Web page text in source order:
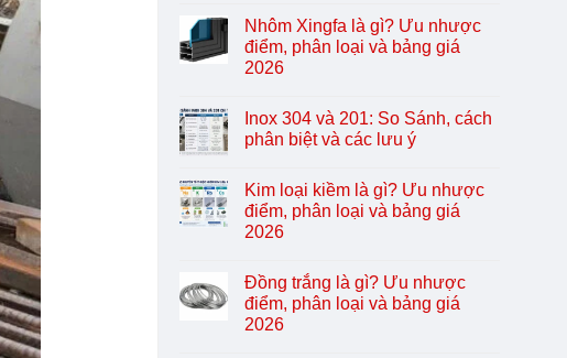
Nhôm Xingfa là gì? Ưu nhược
điểm, phân loại và bảng giá
2026
Inox 304 và 201: So Sánh, cách
phân biệt và các lưu ý
Kim loại kiềm là gì? Ưu nhược
điểm, phân loại và bảng giá
2026
Đồng trắng là gì? Ưu nhược
điểm, phân loại và bảng giá
2026